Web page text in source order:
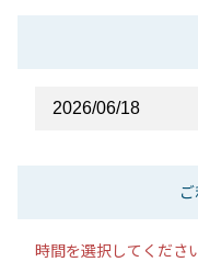
時間を選択してくださ